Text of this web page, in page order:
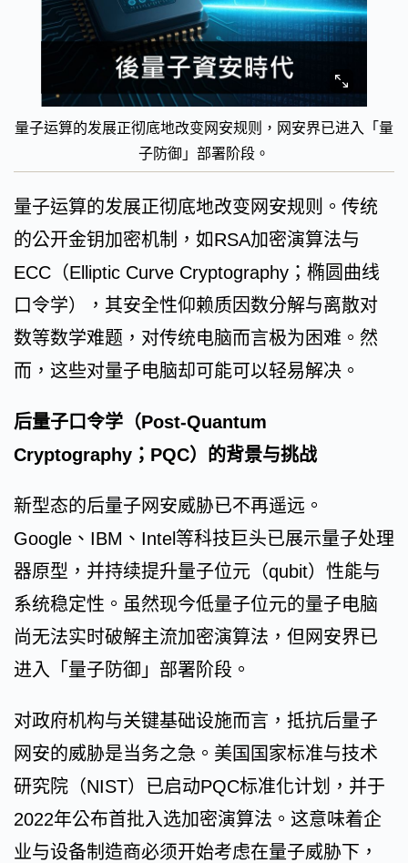
量子运算的发展正彻底地改变网安规则，网安界已进入「量
子防御」部署阶段。
量子运算的发展正彻底地改变网安规则。传统
的公开金钥加密机制，如RSA加密演算法与
ECC（Elliptic Curve Cryptography；椭圆曲线
口令学），其安全性仰赖质因数分解与离散对
数等数学难题，对传统电脑而言极为困难。然
而，这些对量子电脑却可能可以轻易解决。
后量子口令学（Post-Quantum
Cryptography；PQC）的背景与挑战
新型态的后量子网安威胁已不再遥远。
Google、IBM、Intel等科技巨头已展示量子处理
器原型，并持续提升量子位元（qubit）性能与
系统稳定性。虽然现今低量子位元的量子电脑
尚无法实时破解主流加密演算法，但网安界已
进入「量子防御」部署阶段。
对政府机构与关键基础设施而言，抵抗后量子
网安的威胁是当务之急。美国国家标准与技术
研究院（NIST）已启动PQC标准化计划，并于
2022年公布首批入选加密演算法。这意味着企
业与设备制造商必须开始考虑在量子威胁下，